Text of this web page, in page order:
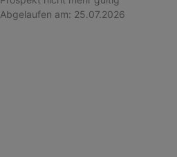
Abgelaufen am: 25.07.2026